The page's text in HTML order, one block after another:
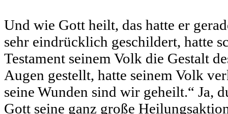
Und wie Gott heilt, das hatte er
sehr eindrücklich geschildert, hatte
Testament seinem Volk die Gestalt
Augen gestellt, hatte seinem Volk
seine Wunden sind wir geheilt.“ Ja,
Gott seine ganz große